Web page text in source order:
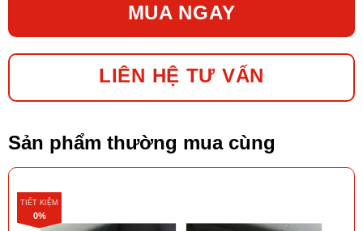
MUA NGAY
LIÊN HỆ TƯ VẤN
Sản phẩm thường mua cùng
TIẾT KIỆM
0%